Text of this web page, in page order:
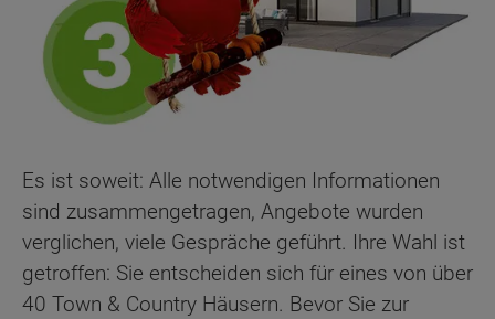
Es ist soweit: Alle notwendigen Informationen
sind zusammengetragen, Angebote wurden
verglichen, viele Gespräche geführt. Ihre Wahl ist
getroffen: Sie entscheiden sich für eines von über
40 Town & Country Häusern. Bevor Sie zur